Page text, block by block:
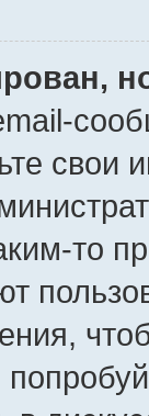
свои
то